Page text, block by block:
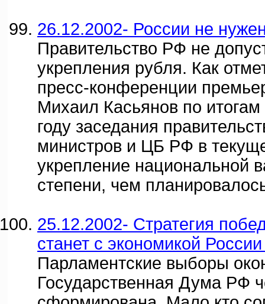
26.12.2002- России не
Правительство РФ не
укрепления рубля. Как
пресс-конференции
Михаил Касьянов по итогам
году заседания
министров и ЦБ РФ в
укрепление национальной
степени, чем
25.12.2002- Стратегия
станет с экономикой
Парламентские выборы
Государственная Дума РФ